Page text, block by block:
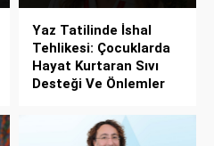
Yaz Tatilinde İshal
Tehlikesi: Çocuklarda
Hayat Kurtaran Sıvı
Desteği Ve Önlemler